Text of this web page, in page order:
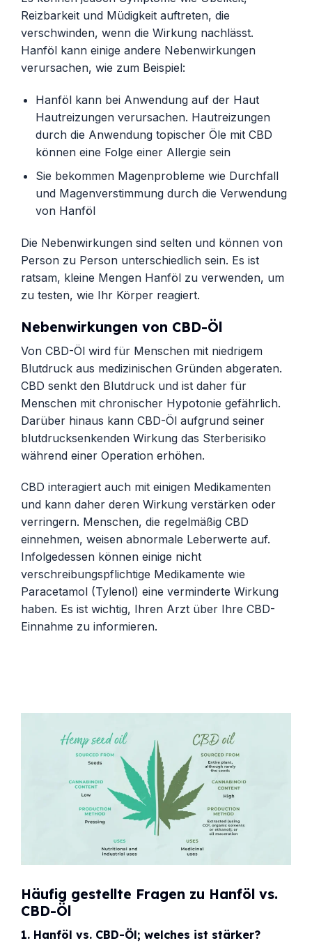
Reizbarkeit und Müdigkeit auftreten, die
verschwinden, wenn die Wirkung nachlässt.
Hanföl kann einige andere Nebenwirkungen
verursachen, wie zum Beispiel:
Hanföl kann bei Anwendung auf der Haut
Hautreizungen verursachen. Hautreizungen
durch die Anwendung topischer Öle mit CBD
können eine Folge einer Allergie sein
Sie bekommen Magenprobleme wie Durchfall
und Magenverstimmung durch die Verwendung
von Hanföl
Die Nebenwirkungen sind selten und können von
Person zu Person unterschiedlich sein. Es ist
ratsam, kleine Mengen Hanföl zu verwenden, um
zu testen, wie Ihr Körper reagiert.
Nebenwirkungen von CBD-Öl
Von CBD-Öl wird für Menschen mit niedrigem
Blutdruck aus medizinischen Gründen abgeraten.
CBD senkt den Blutdruck und ist daher für
Menschen mit chronischer Hypotonie gefährlich.
Darüber hinaus kann CBD-Öl aufgrund seiner
blutdrucksenkenden Wirkung das Sterberisiko
während einer Operation erhöhen.
CBD interagiert auch mit einigen Medikamenten
und kann daher deren Wirkung verstärken oder
verringern. Menschen, die regelmäßig CBD
einnehmen, weisen abnormale Leberwerte auf.
Infolgedessen können einige nicht
verschreibungspflichtige Medikamente wie
Paracetamol (Tylenol) eine verminderte Wirkung
haben. Es ist wichtig, Ihren Arzt über Ihre CBD-
Einnahme zu informieren.
Häufig gestellte Fragen zu Hanföl vs.
CBD-Öl
1. Hanföl vs. CBD-Öl; welches ist stärker?